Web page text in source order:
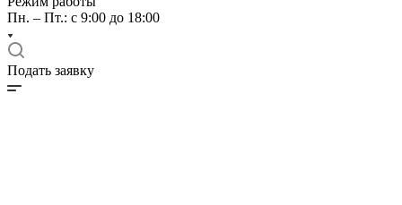
Пн. – Пт.: с 9:00 до 18:00
Подать заявку